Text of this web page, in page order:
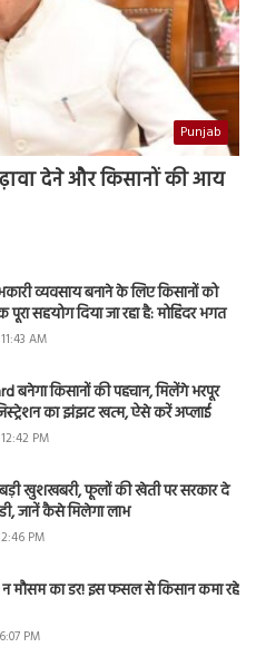
Punjab
देने और किसानों की आय
व्यवसाय बनाने के लिए किसानों को
सहयोग दिया जा रहा है: मोहिंदर भगत
AM
बनेगा किसानों की पहचान, मिलेंगे भरपूर
का झंझट खत्म, ऐसे करें अप्लाई
PM
खुशखबरी, फूलों की खेती पर सरकार दे
जानें कैसे मिलेगा लाभ
PM
मौसम का डर! इस फसल से किसान कमा रहे
PM